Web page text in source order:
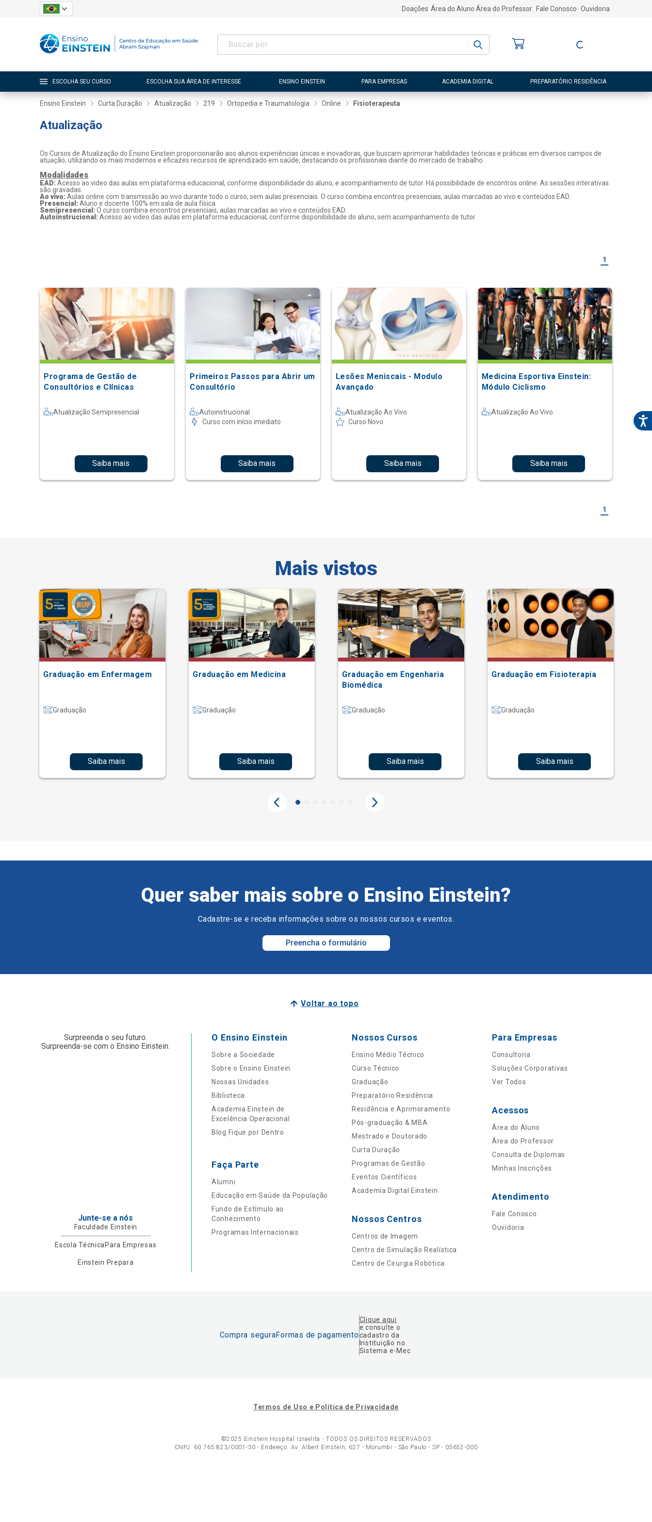
Doações Área do Aluno Área do Professor Fale Conosco Ouvidoria
Entre ou Cadastre-
ESCOLHA SEU CURSO ESCOLHA SUA ÁREA DE INTERESSE ENSINO EINSTEIN PARA EMPRESAS ACADEMIA DIGITAL PREPARATÓRIO RESIDÊNCIA
Ensino Einstein Curta Duração Atualização 219 Ortopedia e Traumatologia Online Fisioterapeuta
Atualização
Os Cursos de Atualização do Ensino Einstein proporcionarão aos alunos experiências únicas e inovadoras, que buscam aprimorar habilidades teóricas e práticas em diversos campos de
atuação, utilizando os mais modernos e eficazes recursos de aprendizado em saúde, destacando os profissionais diante do mercado de trabalho.
Modalidades
EAD:Acesso ao video das aulas em plataforma educacional, conforme disponibilidade do aluno, e acompanhamento de tutor. Há possibilidade de encontros online. As sessões interativas
são gravadas.
Ao vivo: Aulas online com transmissão ao vivo durante todo o curso, sem aulas presenciais. O curso combina encontros presenciais, aulas marcadas ao vivo e conteúdos EAD.
Presencial:Aluno e docente 100% em sala de aula física.
Semipresencial:O curso combina encontros presenciais, aulas marcadas ao vivo e conteúdos EAD.
Autoinstrucional:Acesso ao video das aulas em plataforma educacional, conforme disponibilidade do aluno, sem acompanhamento de tutor.
1
Programa de Gestão de
Consultórios e Clínicas
Atualização Semipresencial
Saiba mais
Primeiros Passos para Abrir um
Consultório
Autoinstrucional
Curso com início imediato
Saiba mais
Lesões Meniscais - Modulo
Avançado
Atualização Ao Vivo
Curso Novo
Saiba mais
Medicina Esportiva Einstein:
Módulo Ciclismo
Atualização Ao Vivo
Saiba mais
1
Mais vistos
Graduação em Enfermagem
Graduação
Saiba mais
Graduação em Medicina
Graduação
Saiba mais
Graduação em Engenharia
Biomédica
Graduação
Saiba mais
Graduação em Fisioterapia
Graduação
Saiba mais
Quer saber mais sobre o Ensino Einstein?
Cadastre-se e receba informações sobre os nossos cursos e eventos.
Preencha o formulário
Voltar ao topo
Surpreenda o seu futuro.
Surpreenda-se com o Ensino Einstein.
Junte-se a nós
Faculdade Einstein
Escola Técnica Para Empresas
Einstein Prepara
O Ensino Einstein
Sobre a Sociedade
Sobre o Ensino Einstein
Nossas Unidades
Biblioteca
Academia Einstein de
Excelência Operacional
Blog Fique por Dentro
Faça Parte
Alumni
Educação em Saúde da População
Fundo de Estímulo ao
Conhecimento
Programas Internacionais
Nossos Cursos
Ensino Médio Técnico
Curso Técnico
Graduação
Preparatório Residência
Residência e Aprimoramento
Pós-graduação & MBA
Mestrado e Doutorado
Curta Duração
Programas de Gestão
Eventos Científicos
Academia Digital Einstein
Nossos Centros
Centros de Imagem
Centro de Simulação Realística
Centro de Cirurgia Robótica
Para Empresas
Consultoria
Soluções Corporativas
Ver Todos
Acessos
Área do Aluno
Área do Professor
Consulta de Diplomas
Minhas Inscrições
Atendimento
Fale Conosco
Ouvidoria
Compra seguraFormas de pagamento
Clique aqui
e consulte o
cadastro da
Instituição no
Sistema e-Mec
Termos de Uso e Política de Privacidade
©2025 Einstein Hospital Israelita - TODOS OS DIREITOS RESERVADOS
CNPJ: 60.765.823/0001-30 - Endereço: Av. Albert Einstein, 627 - Morumbi - São Paulo - SP - 05652-000